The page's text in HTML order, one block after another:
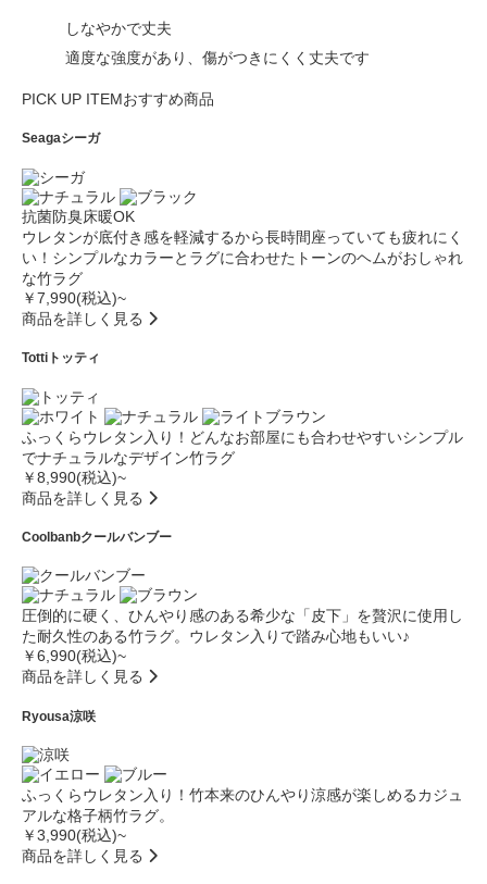
しなやかで丈夫
適度な強度があり、傷がつきにくく丈夫です
PICK UP ITEMおすすめ商品
Seagaシーガ
抗菌防臭床暖OK
ウレタンが底付き感を軽減するから長時間座っていても疲れにく
い！シンプルなカラーとラグに合わせたトーンのヘムがおしゃれ
な竹ラグ
￥7,990(税込)~
商品を詳しく見る
Totti トッティ
ふっくらウレタン入り！どんなお部屋にも合わせやすいシンプル
でナチュラルなデザイン竹ラグ
￥8,990(税込)~
商品を詳しく見る
Coolbanbクールバンブー
圧倒的に硬く、ひんやり感のある希少な「皮下」を贅沢に使用し
た耐久性のある竹ラグ。ウレタン入りで踏み心地もいい♪
￥6,990(税込)~
商品を詳しく見る
Ryousa涼咲
ふっくらウレタン入り！竹本来のひんやり涼感が楽しめるカジュ
アルな格子柄竹ラグ。
￥3,990(税込)~
商品を詳しく見る